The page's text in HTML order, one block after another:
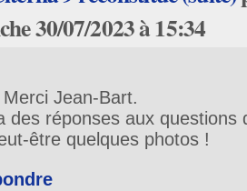
30/07/2023 à 15:34
Jean-Bart.
des réponses aux questions
être quelques photos !